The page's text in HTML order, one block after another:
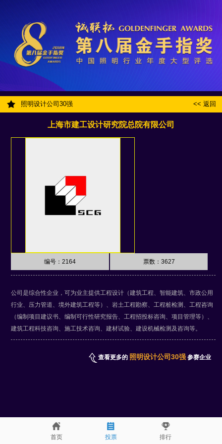
<< 返回
照明设计公司30强
上海市建工设计研究院总院有限公司
编号：2164 票数： 3627
公司是综合性企业，可为业主提供工程设计（建筑工程、智能建筑、市政公用
行业、压力管道、境外建筑工程等）、岩土工程勘察、工程桩检测、工程咨询
（编制项目建议书、编制可行性研究报告、工程招投标咨询、项目管理等）、
建筑工程科技咨询、施工技术咨询、建材试验、建设机械检测及咨询等。
查看更多的 照明设计公司30强参赛企业
首页 投票 排行